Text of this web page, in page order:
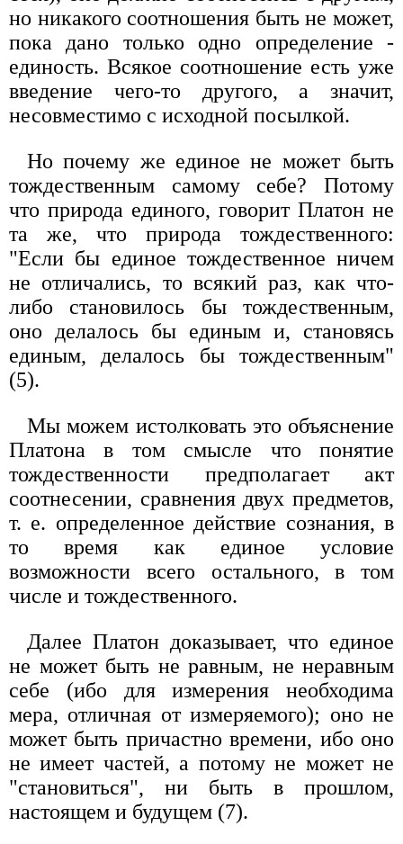
но никакого соотношения быть не может,
пока дано только одно определение -
единость. Всякое соотношение есть уже
введение чего-то другого, а значит,
несовместимо с исходной посылкой.
Но почему же единое не может быть
тождественным самому себе? Потому
что природа единого, говорит Платон не
та же, что природа тождественного:
"Если бы единое тождественное ничем
не отличались, то всякий раз, как что-
либо становилось бы тождественным,
оно делалось бы единым и, становясь
единым, делалось бы тождественным"
(5).
Мы можем истолковать это объяснение
Платона в том смысле что понятие
тождественности предполагает акт
соотнесении, сравнения двух предметов,
т. е. определенное действие сознания, в
то время как единое условие
возможности всего остального, в том
числе и тождественного.
Далее Платон доказывает, что единое
не может быть не равным, не неравным
себе (ибо для измерения необходима
мера, отличная от измеряемого); оно не
может быть причастно времени, ибо оно
не имеет частей, а потому не может не
"становиться", ни быть в прошлом,
настоящем и будущем (7).